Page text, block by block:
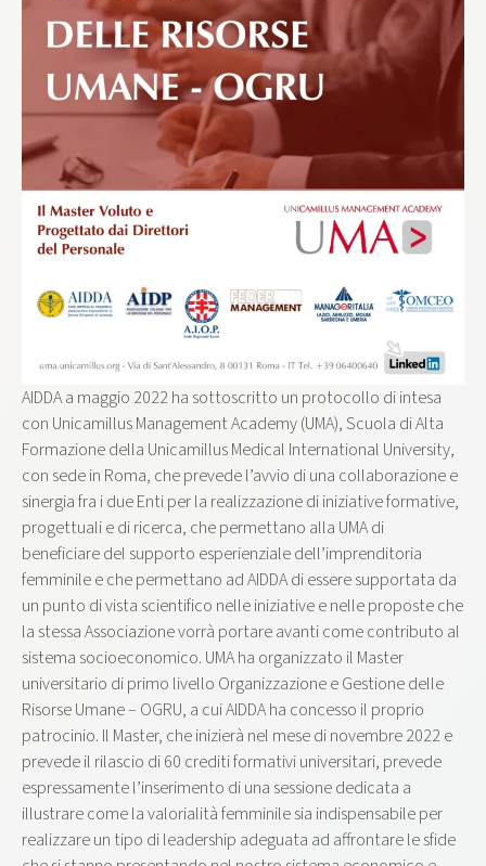
AIDDA a maggio 2022 ha sottoscritto un protocollo di intesa
con Unicamillus Management Academy (UMA), Scuola di Alta
Formazione della Unicamillus Medical International University,
con sede in Roma, che prevede l’avvio di una collaborazione e
sinergia fra i due Enti per la realizzazione di iniziative formative,
progettuali e di ricerca, che permettano alla UMA di
beneficiare del supporto esperienziale dell’imprenditoria
femminile e che permettano ad AIDDA di essere supportata da
un punto di vista scientifico nelle iniziative e nelle proposte che
la stessa Associazione vorrà portare avanti come contributo al
sistema socioeconomico. UMA ha organizzato il Master
universitario di primo livello Organizzazione e Gestione delle
Risorse Umane – OGRU, a cui AIDDA ha concesso il proprio
patrocinio. Il Master, che inizierà nel mese di novembre 2022 e
prevede il rilascio di 60 crediti formativi universitari, prevede
espressamente l’inserimento di una sessione dedicata a
illustrare come la valorialità femminile sia indispensabile per
realizzare un tipo di leadership adeguata ad affrontare le sfide